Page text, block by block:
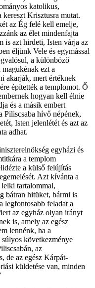
katolikus,
kereszt Krisztusra mutat.
az Ég felé kell emelje,
az élet mindenfajta
is azt hirdeti, Isten várja az
éljünk Vele és egymással
a különböző
ezt a
akarják, mert értéknek
építették a templomot. Ő
hogyan kell élnie
és a másik embert
Piliscsaba hívő népének,
Isten jelenlétét és azt az
adhat.
egyházi és
a templom
a külső felújítás
Azt kívánta a
tartalommal,
bátran hitüket, bármi is
legfontosabb feladat a
az egyház olyan irányt
is, amely az egész
lennénk, ha a
következménye
az
de az egész Kárpát-
küldetése van, minden